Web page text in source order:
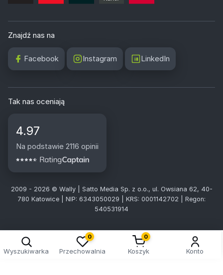
Znajdź nas na
Facebook Instagram LinkedIn
Tak nas oceniają
4.97
Na podstawie 2116 opinii
2009 - 2026 © Wally | Satto Media Sp. z o.o., ul. Owsiana 62, 40-
780 Katowice | NIP: 6343050029 | KRS: 0001142702 | Regon:
540531914
Wyszukiwarka
0
Przechowalnia
0
Koszyk Konto